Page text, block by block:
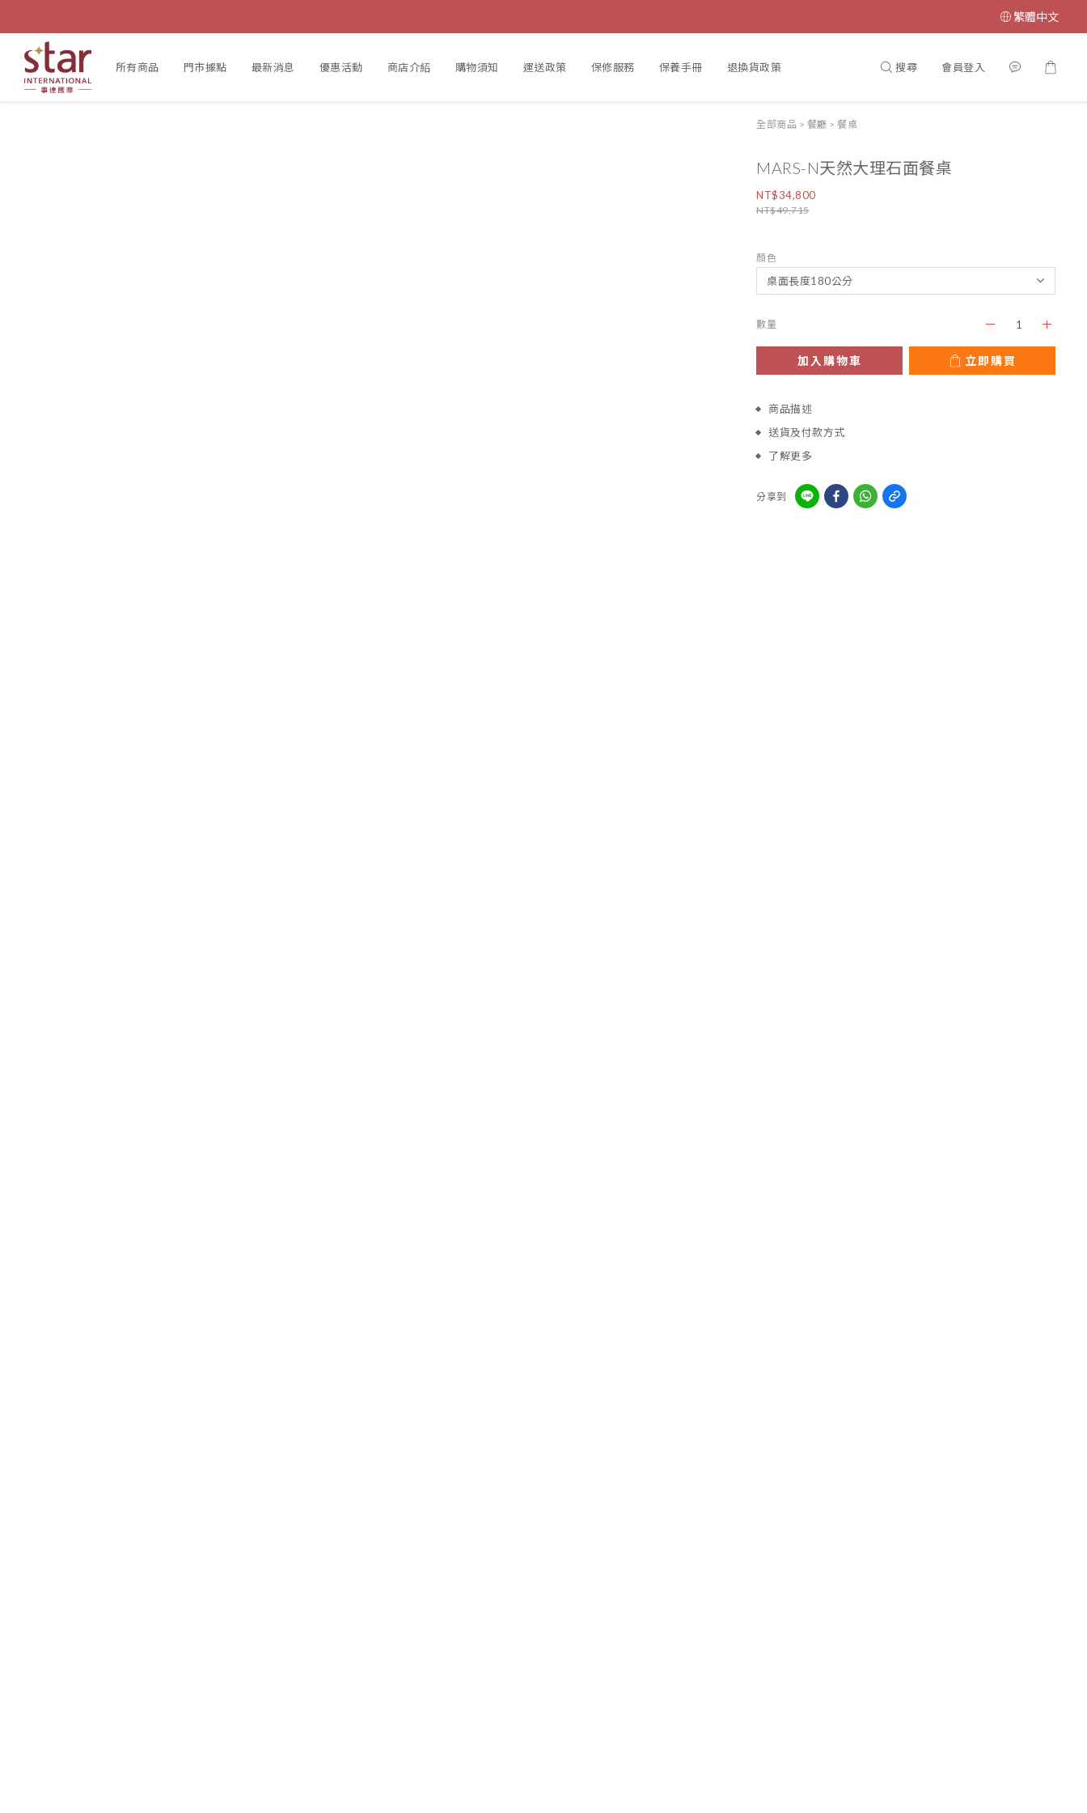
繁體中文
所有商品 門市據點 最新消息 優惠活動 商店介紹 購物須知 運送政策 保修服務 保養手冊 退換貨政策 搜尋 會員登入
全部商品 > 餐廳 > 餐桌
MARS-N天然大理石面餐桌
NT$34,800
NT$49,715
顏色
數量
加入購物車 立即購買
商品描述
送貨及付款方式
了解更多
分享到